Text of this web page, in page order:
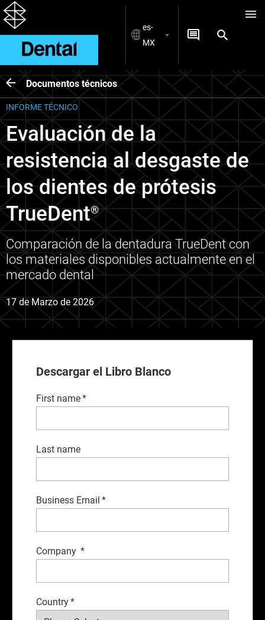
es-
MX
Documentos técnicos
Descargar el Libro Blanco
First name*
Last name
Business Email *
Company *
Country*
INFORME TÉCNICO
Evaluación de la
resistencia al desgaste de
los dientes de prótesis
TrueDent®
Comparación de la dentadura TrueDent con
los materiales disponibles actualmente en el
mercado dental
17 de Marzo de 2026